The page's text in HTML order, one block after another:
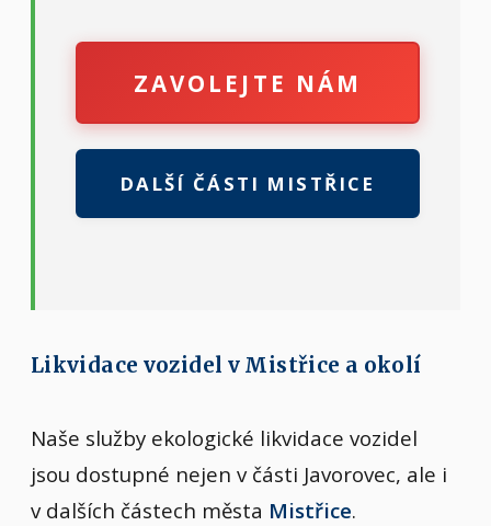
ZAVOLEJTE NÁM
DALŠÍ ČÁSTI MISTŘICE
Likvidace vozidel v Mistřice a okolí
Naše služby ekologické likvidace vozidel
jsou dostupné nejen v části Javorovec, ale i
v dalších částech města Mistřice.